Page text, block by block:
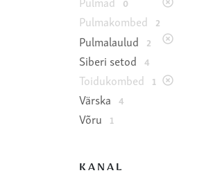
0
Pulmakombed 2
Pulmalaulud 2
Siberi setod 4
Toidukombed 1
Värska 4
Võru 1
KANAL